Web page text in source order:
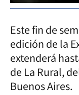
Este fin de
edición de la
extenderá
de La Rural,
Buenos Aires.